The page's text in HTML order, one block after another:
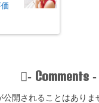
- Comments -
公開されることはありま